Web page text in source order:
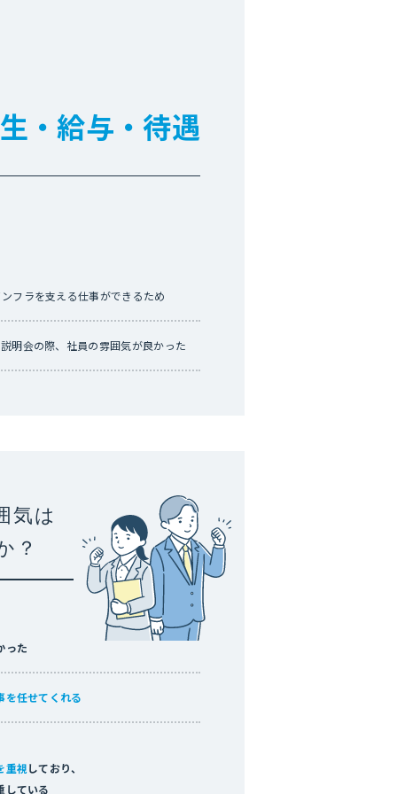
・給与・待遇
フラを支える仕事ができるため
明会の際、社員の雰囲気が良かった
気は
？
った
を任せてくれる
重視しており、
している